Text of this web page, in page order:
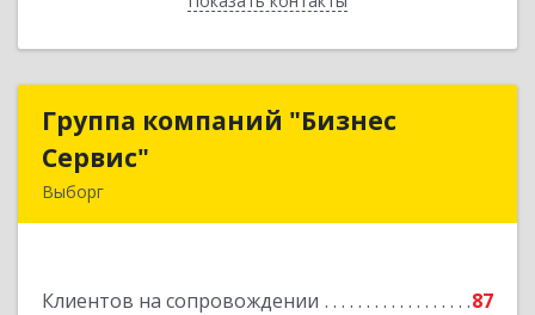
Группа компаний "Бизнес
Сервис"
Выборг
Клиентов на сопровождении
87
Группа компаний "Бизнес